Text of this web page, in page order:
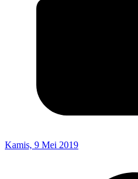
Kamis, 9 Mei 2019